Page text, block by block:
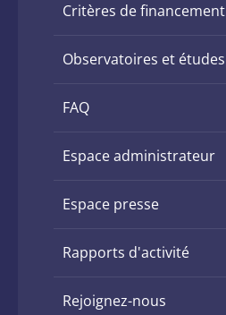
Critères de financement
Observatoires et études
FAQ
Espace administrateur
Espace presse
Rapports d'activité
Rejoignez-nous